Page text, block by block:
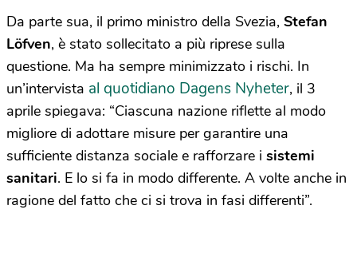
Da parte sua, il primo ministro della Svezia, Stefan
Löfven, è stato sollecitato a più riprese sulla
questione. Ma ha sempre minimizzato i rischi. In
un’intervista al quotidiano Dagens Nyheter, il 3
aprile spiegava: “Ciascuna nazione riflette al modo
migliore di adottare misure per garantire una
sufficiente distanza sociale e rafforzare i sistemi
sanitari. E lo si fa in modo differente. A volte anche in
ragione del fatto che ci si trova in fasi differenti”.